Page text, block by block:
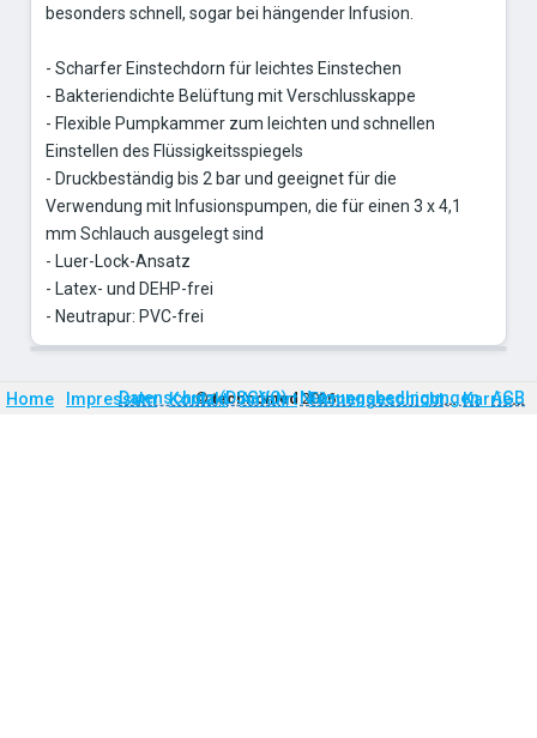
besonders schnell, sogar bei hängender Infusion.
- Scharfer Einstechdorn für leichtes Einstechen
- Bakteriendichte Belüftung mit Verschlusskappe
- Flexible Pumpkammer zum leichten und schnellen
Einstellen des Flüssigkeitsspiegels
- Druckbeständig bis 2 bar und geeignet für die
Verwendung mit Infusionspumpen, die für einen 3 x 4,1
mm Schlauch ausgelegt sind
- Luer-Lock-Ansatz
- Latex- und DEHP-frei
- Neutrapur: PVC-frei
Home Impressum Kontakt Anfahrt Firmengeschichte Karriere
©technomed 2026
Datenschutz (DSGVO) Nutzungsbedingungen AGB